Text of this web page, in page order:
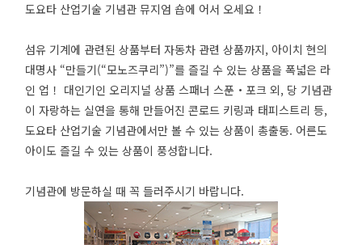
도요타 산업기술 기념관 뮤지엄 숍에 어서 오세요！
섬유 기계에 관련된 상품부터 자동차 관련 상품까지, 아이치 현의
대명사 “만들기(“모노즈쿠리”)”를 즐길 수 있는 상품을 폭넓은 라
인 업！ 대인기인 오리지널 상품 스패너 스푼・포크 외, 당 기념관
이 자랑하는 실연을 통해 만들어진 콘로드 키링과 태피스트리 등,
도요타 산업기술 기념관에서만 볼 수 있는 상품이 총출동. 어른도
아이도 즐길 수 있는 상품이 풍성합니다.
기념관에 방문하실 때 꼭 들러주시기 바랍니다.